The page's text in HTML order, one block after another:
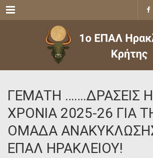
Menu
ΓΕΜΑΤΗ …….ΔΡΑΣΕΙΣ
ΧΡΟΝΙΑ 2025-26 ΓΙΑ
ΟΜΑΔΑ
ΕΠΑΛ ΗΡΑΚΛΕΙΟΥ!